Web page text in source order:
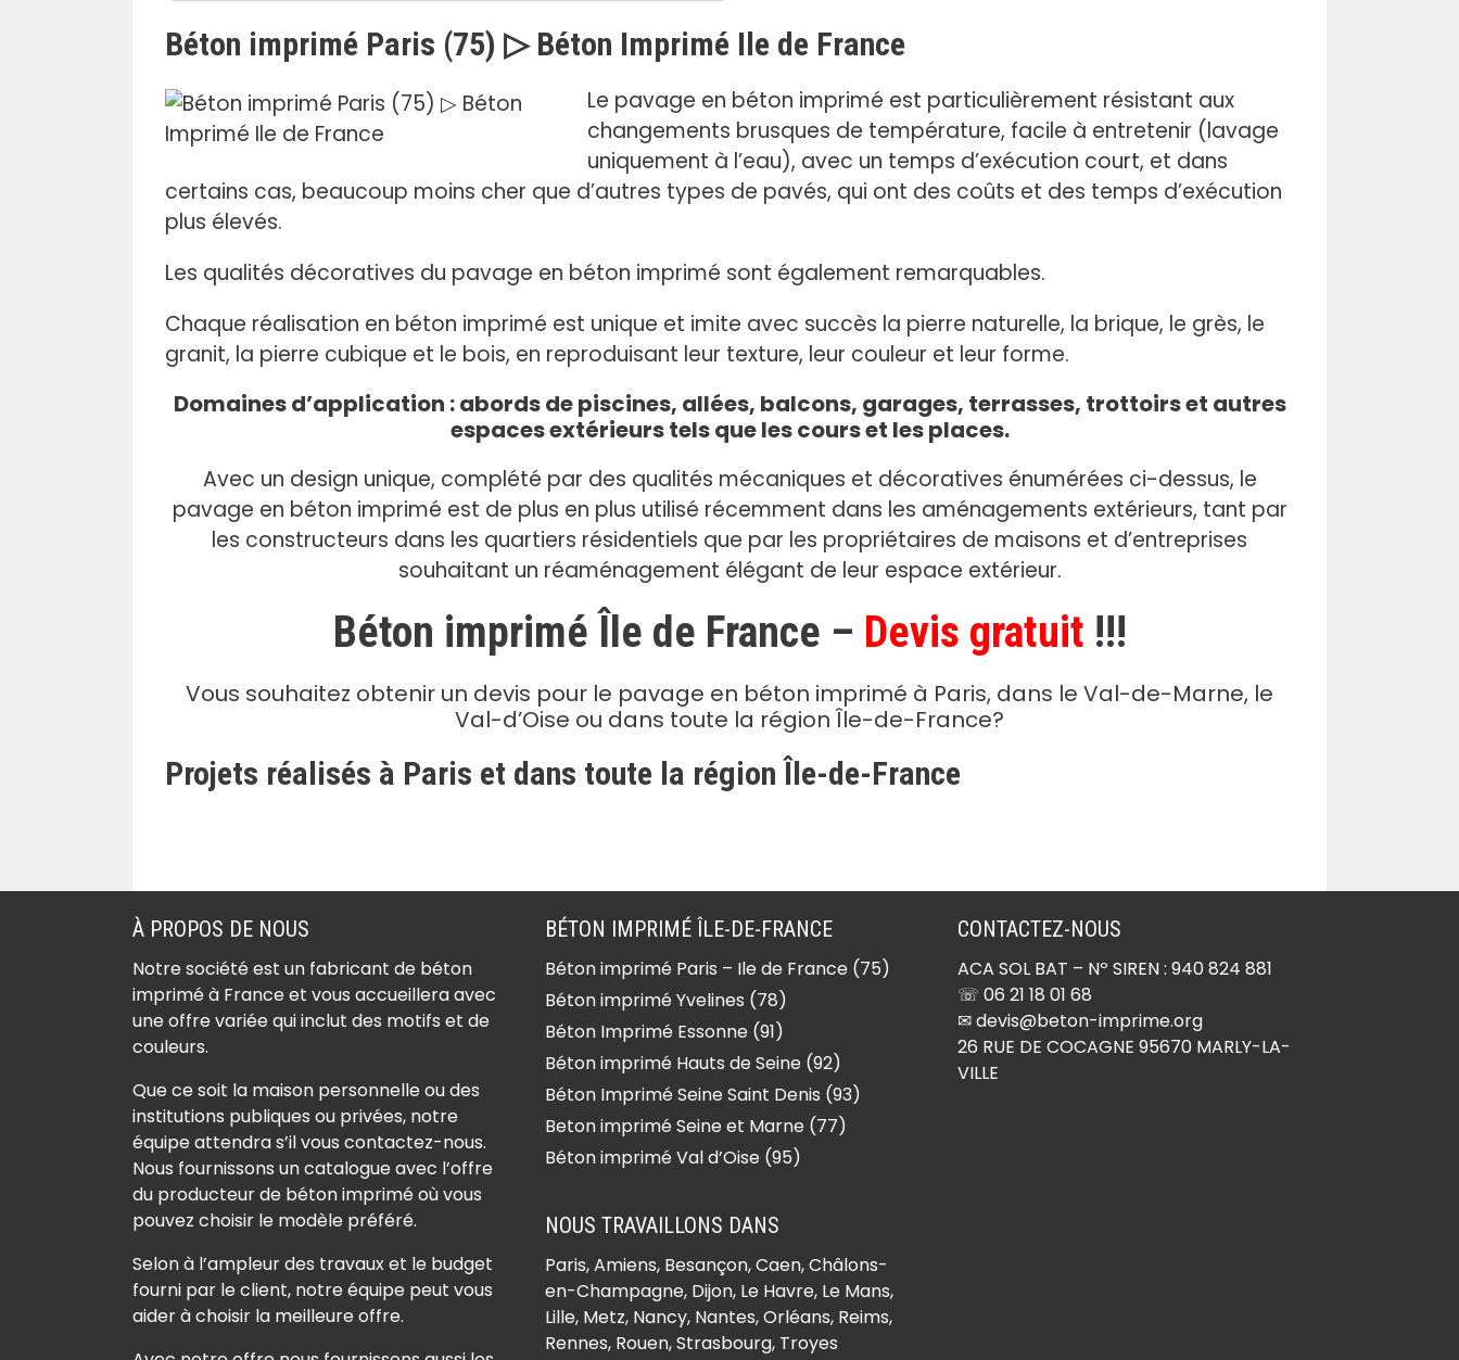
e
c
c
a
m
v
i
d
e
.
Béton imprimé Paris (75) ▷ Béton Imprimé Ile de France
Le pavage en béton imprimé est particulièrement résistant aux
changements brusques de température, facile à entretenir (lavage
uniquement à l’eau), avec un temps d’exécution court, et dans
certains cas, beaucoup moins cher que d’autres types de pavés, qui ont des coûts et des temps d’exécution
plus élevés.
Les qualités décoratives du pavage en béton imprimé sont également remarquables.
Chaque réalisation en béton imprimé est unique et imite avec succès la pierre naturelle, la brique, le grès, le
granit, la pierre cubique et le bois, en reproduisant leur texture, leur couleur et leur forme.
Domaines d’application : abords de piscines, allées, balcons, garages, terrasses, trottoirs et autres
espaces extérieurs tels que les cours et les places.
Avec un design unique, complété par des qualités mécaniques et décoratives énumérées ci-dessus, le
pavage en béton imprimé est de plus en plus utilisé récemment dans les aménagements extérieurs, tant par
les constructeurs dans les quartiers résidentiels que par les propriétaires de maisons et d’entreprises
souhaitant un réaménagement élégant de leur espace extérieur.
Béton imprimé Île de France – Devis gratuit !!!
Vous souhaitez obtenir un devis pour le pavage en béton imprimé à Paris, dans le Val-de-Marne, le
Val-d’Oise ou dans toute la région Île-de-France?
Projets réalisés à Paris et dans toute la région Île-de-France
À PROPOS DE NOUS
Notre société est un fabricant de béton
imprimé à France et vous accueillera avec
une offre variée qui inclut des motifs et de
couleurs.
Que ce soit la maison personnelle ou des
institutions publiques ou privées, notre
équipe attendra s’il vous contactez-nous.
Nous fournissons un catalogue avec l’offre
du producteur de béton imprimé où vous
pouvez choisir le modèle préféré.
Selon à l’ampleur des travaux et le budget
fourni par le client, notre équipe peut vous
aider à choisir la meilleure offre.
BÉTON IMPRIMÉ ÎLE-DE-FRANCE
Béton imprimé Paris – Ile de France (75)
Béton imprimé Yvelines (78)
Béton Imprimé Essonne (91)
Béton imprimé Hauts de Seine (92)
Béton Imprimé Seine Saint Denis (93)
Beton imprimé Seine et Marne (77)
Béton imprimé Val d’Oise (95)
NOUS TRAVAILLONS DANS
Paris,Amiens, Besançon, Caen, Châlons-
en-Champagne, Dijon, Le Havre, Le Mans,
Lille, Metz, Nancy, Nantes, Orléans, Reims,
Rennes, Rouen, Strasbourg, Troyes
CONTACTEZ-NOUS
ACA SOL BAT – Nº SIREN : 940 824 881
☏ 06 21 18 01 68
✉ devis@beton-imprime.org
26 RUE DE COCAGNE 95670 MARLY-LA-
VILLE